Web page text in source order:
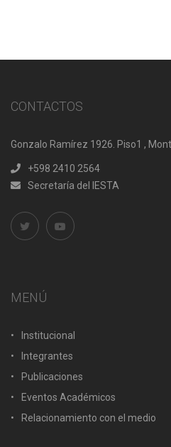
CONTACTOS
Gonzalo Ramírez 1926. Piso1 ,
+598 2410 2564
Secretaría del IESTA
MENÚ
Institucional
Integrantes
Publicaciones
Eventos Académicos
Relacionamiento con el medio